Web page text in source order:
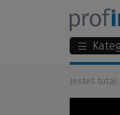
Jesteś tutaj: